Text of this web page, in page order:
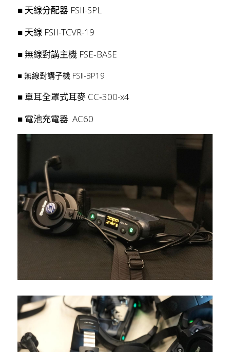
■ 天線分配器 FSII-SPL
■ 天線 FSII-TCVR-19
■ 無線對講主機 FSE‐BASE
■ 無線對講子機 FSII‐BP19
■ 單耳全罩式耳麥 CC‐300-x4
■ 電池充電器  AC60